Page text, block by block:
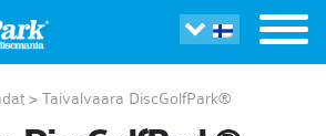
> Taivalvaara DiscGolfPark®